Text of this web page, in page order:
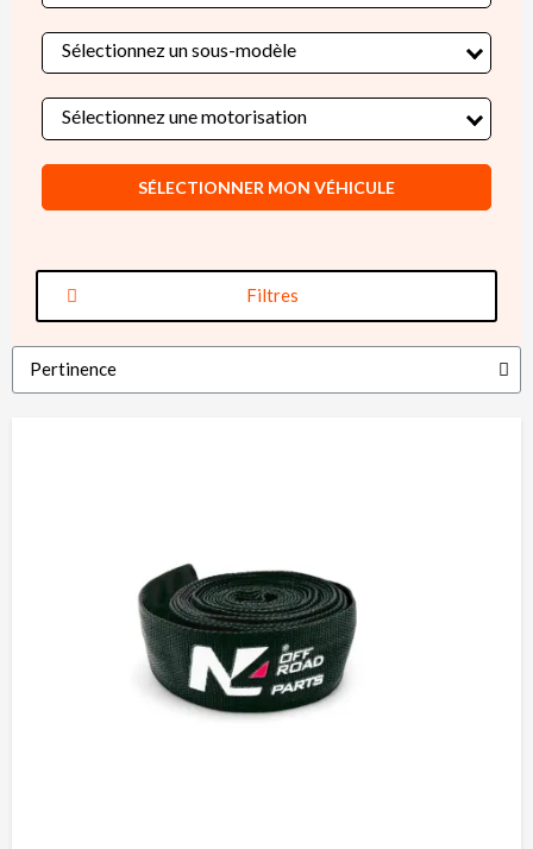
Filtres
Sélectionnez un sous-modèle
Sélectionnez une motorisation
SÉLECTIONNER MON VÉHICULE